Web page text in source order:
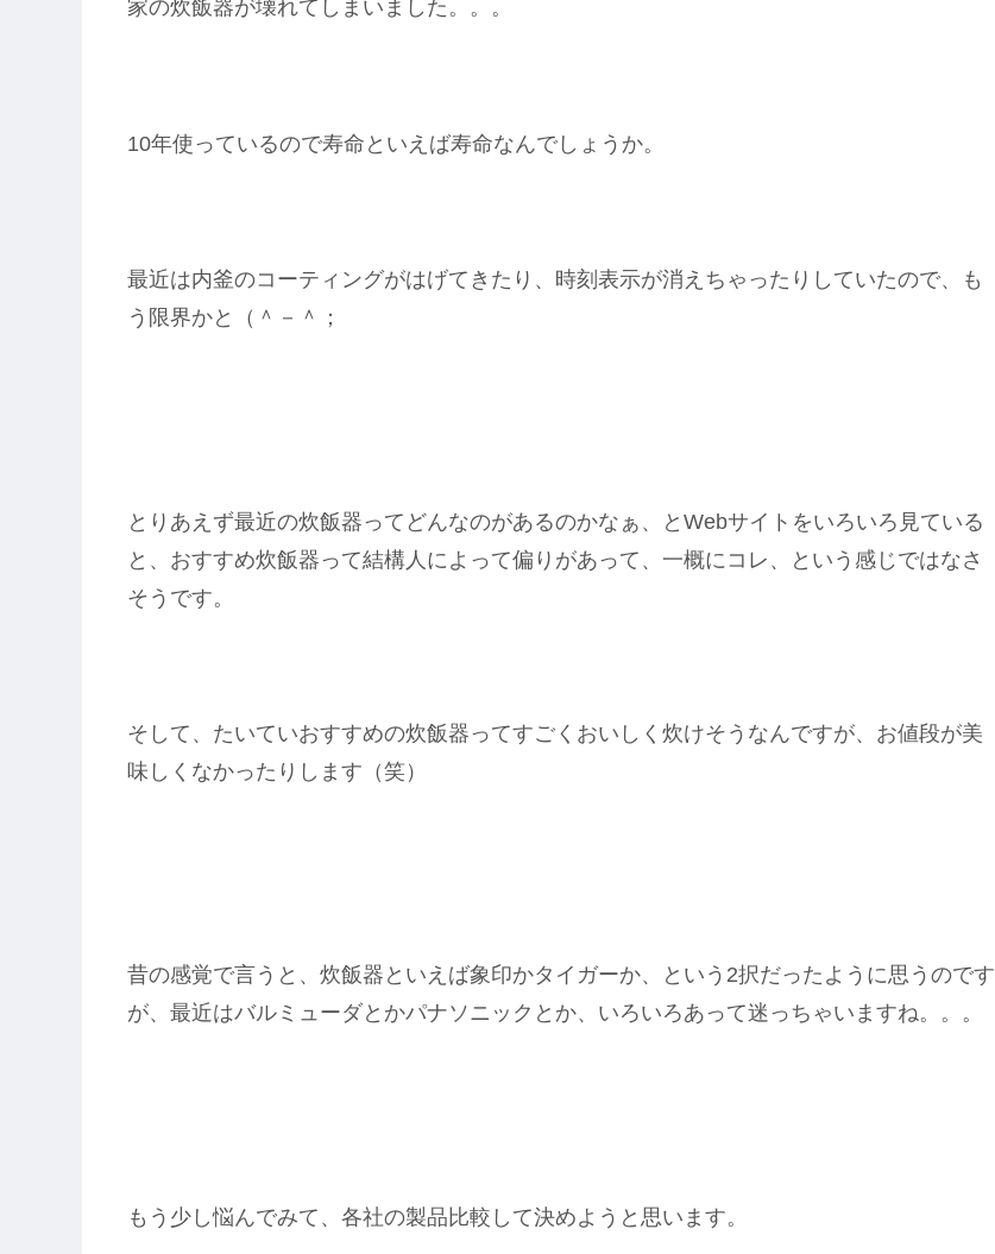
家の炊飯器が壊れてしまいました。。。
10年使っているので寿命といえば寿命なんでしょうか。
最近は内釜のコーティングがはげてきたり、時刻表示が消えちゃったりしていたので、も
う限界かと（＾－＾；
とりあえず最近の炊飯器ってどんなのがあるのかなぁ、とWebサイトをいろいろ見ている
と、おすすめ炊飯器って結構人によって偏りがあって、一概にコレ、という感じではなさ
そうです。
そして、たいていおすすめの炊飯器ってすごくおいしく炊けそうなんですが、お値段が美
味しくなかったりします（笑）
昔の感覚で言うと、炊飯器といえば象印かタイガーか、という2択だったように思うのです
が、最近はバルミューダとかパナソニックとか、いろいろあって迷っちゃいますね。。。
もう少し悩んでみて、各社の製品比較して決めようと思います。